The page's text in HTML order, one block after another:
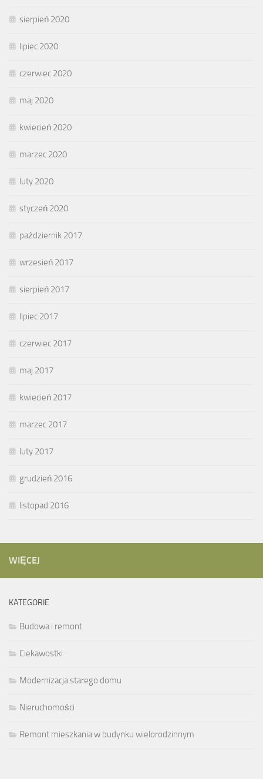
sierpień 2020
lipiec 2020
czerwiec 2020
maj 2020
kwiecień 2020
marzec 2020
luty 2020
styczeń 2020
październik 2017
wrzesień 2017
sierpień 2017
lipiec 2017
czerwiec 2017
maj 2017
kwiecień 2017
marzec 2017
luty 2017
grudzień 2016
listopad 2016
WIĘCEJ
KATEGORIE
Budowa i remont
Ciekawostki
Modernizacja starego domu
Nieruchomości
Remont mieszkania w budynku wielorodzinnym